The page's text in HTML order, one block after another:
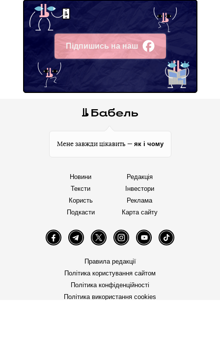
Підпишись на наш
Facebook
Мене завжди цікавить — як і чому
Новини
Тексти
Користь
Подкасти
Редакція
Інвестори
Реклама
Карта сайту
FacebookTelegramTwitter InstagramYouTube TikTok
Правила редакції
Політика користування сайтом
Політика конфіденційності
Політика використання cookies